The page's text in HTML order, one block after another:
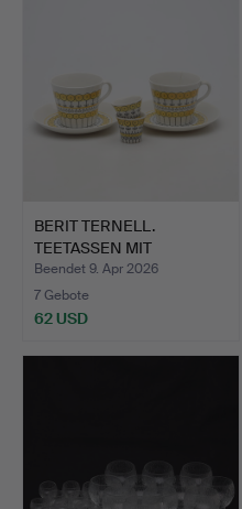
BERIT TERNELL.
TEETASSEN MIT
UNTERTASSE UN…
Beendet 9. Apr 2026
7 Gebote
62 USD